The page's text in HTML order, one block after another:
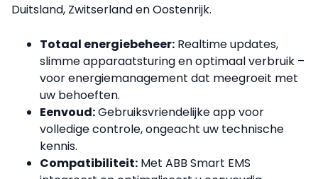
Duitsland, Zwitserland en Oostenrijk.
Totaal energiebeheer: Realtime updates,
slimme apparaatsturing en optimaal verbruik –
voor energiemanagement dat meegroeit met
uw behoeften.
Eenvoud:Gebruiksvriendelijke app voor
volledige controle, ongeacht uw technische
kennis.
Compatibiliteit: Met ABB Smart EMS